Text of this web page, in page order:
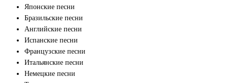
Японские песни
Бразильские песни
Английские песни
Испанские песни
Французские песни
Итальянские песни
Немецкие песни